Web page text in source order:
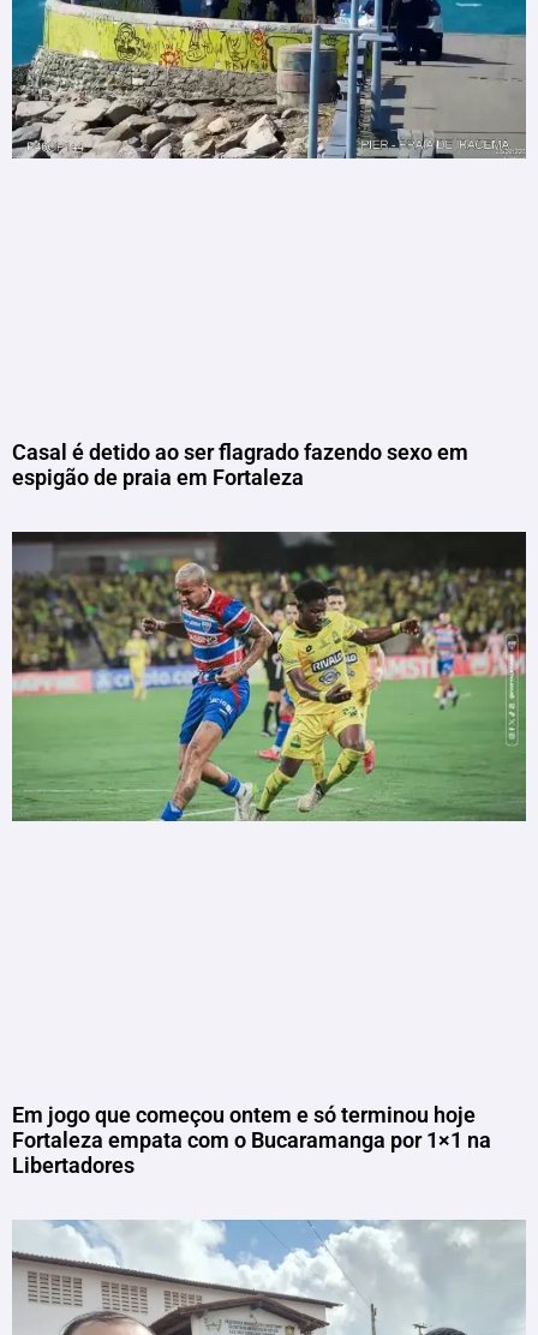
Casal é detido ao ser flagrado fazendo sexo em
espigão de praia em Fortaleza
Em jogo que começou ontem e só terminou hoje
Fortaleza empata com o Bucaramanga por 1×1 na
Libertadores